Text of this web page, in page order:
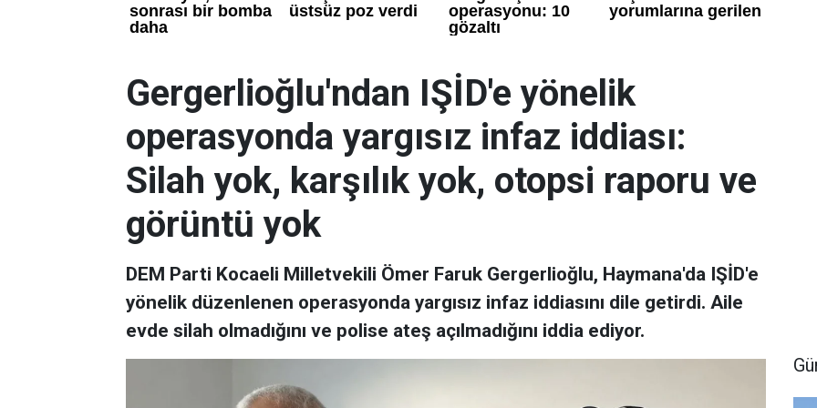
Gergerlioğlu'ndan IŞİD'e yönelik
operasyonda yargısız infaz iddiası:
Silah yok, karşılık yok, otopsi raporu ve
görüntü yok
DEM Parti Kocaeli Milletvekili Ömer Faruk Gergerlioğlu, Haymana'da IŞİD'e
yönelik düzenlenen operasyonda yargısız infaz iddiasını dile getirdi. Aile
evde silah olmadığını ve polise ateş açılmadığını iddia ediyor.